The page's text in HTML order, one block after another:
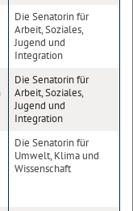
Die Senatorin für
Arbeit, Soziales,
Jugend und
Integration
Die Senatorin für
Arbeit, Soziales,
Jugend und
Integration
Die Senatorin für
Umwelt, Klima und
Wissenschaft